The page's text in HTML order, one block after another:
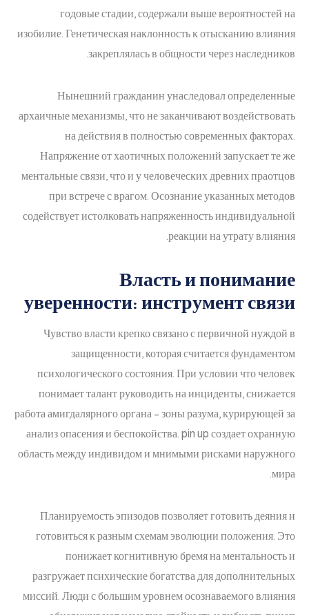
годовые стадии, содержали выше вероятностей на
изобилие. Генетическая наклонность к отысканию влияния
закреплялась в общности через наследников.
Нынешний гражданин унаследовал определенные
архаичные механизмы, что не заканчивают воздействовать
на действия в полностью современных факторах.
Напряжение от хаотичных положений запускает те же
ментальные связи, что и у человеческих древних праотцов
при встрече с врагом. Осознание указанных методов
содействует истолковать напряженность индивидуальной
реакции на утрату влияния.
Власть и понимание
уверенности: инструмент связи
Чувство власти крепко связано с первичной нуждой в
защищенности, которая считается фундаментом
психологического состояния. При условии что человек
понимает талант руководить на инциденты, снижается
работа амигдалярного органа – зоны разума, курирующей за
анализ опасения и беспокойства. pin up создает охранную
область между индивидом и мнимыми рисками наружного
мира.
Планируемость эпизодов позволяет готовить деяния и
готовиться к разным схемам эволюции положения. Это
понижает когнитивную бремя на ментальность и
разгружает психические богатства для дополнительных
миссий. Люди с большим уровнем осознаваемого влияния